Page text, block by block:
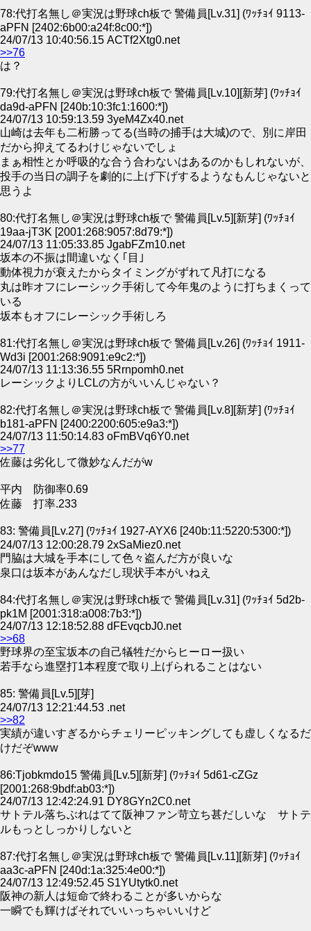
78:代打名無し＠実況は野球ch板で 警備員[Lv.31] (ﾜｯﾁｮｲ 9113-
aPFN [2402:6b00:a24f:8c00:*])
24/07/13 10:40:56.15 ACTf2Xtg0.net
>>76
は？
79:代打名無し＠実況は野球ch板で 警備員[Lv.10][新芽] (ﾜｯﾁｮｲ
da9d-aPFN [240b:10:3fc1:1600:*])
24/07/13 10:59:13.59 3yeM4Zx40.net
山崎は去年も二桁勝ってる(当時の捕手は大城)ので、別に岸田
だから抑えてるわけじゃないでしょ
まぁ相性とか呼吸的な合う合わないはあるのかもしれないが、
投手の当日の調子を劇的に上げ下げするようなもんじゃないと
思うよ
80:代打名無し＠実況は野球ch板で 警備員[Lv.5][新芽] (ﾜｯﾁｮｲ
19aa-jT3K [2001:268:9057:8d79:*])
24/07/13 11:05:33.85 JgabFZm10.net
坂本の不振は間違いなく｢目｣
動体視力が衰えたからタイミングがずれて凡打になる
丸は昨オフにレーシック手術して今年鬼のように打ちまくって
いる
坂本もオフにレーシック手術しろ
81:代打名無し＠実況は野球ch板で 警備員[Lv.26] (ﾜｯﾁｮｲ 1911-
Wd3i [2001:268:9091:e9c2:*])
24/07/13 11:13:36.55 5Rrnpomh0.net
レーシックよりLCLの方がいいんじゃない？
82:代打名無し＠実況は野球ch板で 警備員[Lv.8][新芽] (ﾜｯﾁｮｲ
b181-aPFN [2400:2200:605:e9a3:*])
24/07/13 11:50:14.83 oFmBVq6Y0.net
>>77
佐藤は劣化して微妙なんだがw
平内 防御率0.69
佐藤 打率.233
83: 警備員[Lv.27] (ﾜｯﾁｮｲ 1927-AYX6 [240b:11:5220:5300:*])
24/07/13 12:00:28.79 2xSaMiez0.net
門脇は大城を手本にして色々盗んだ方が良いな
泉口は坂本があんなだし現状手本がいねえ
84:代打名無し＠実況は野球ch板で 警備員[Lv.31] (ﾜｯﾁｮｲ 5d2b-
pk1M [2001:318:a008:7b3:*])
24/07/13 12:18:52.88 dFEvqcbJ0.net
>>68
野球界の至宝坂本の自己犠牲だからヒーロー扱い
若手なら進塁打1本程度で取り上げられることはない
85: 警備員[Lv.5][芽]
24/07/13 12:21:44.53 .net
>>82
実績が違いすぎるからチェリーピッキングしても虚しくなるだ
けだぞwww
86:Tjobkmdo15 警備員[Lv.5][新芽] (ﾜｯﾁｮｲ 5d61-cZGz
[2001:268:9bdf:ab03:*])
24/07/13 12:42:24.91 DY8GYn2C0.net
サトテル落ちぶれはてて阪神ファン苛立ち甚だしいな サトテ
ルもっとしっかりしないと
87:代打名無し＠実況は野球ch板で 警備員[Lv.11][新芽] (ﾜｯﾁｮｲ
aa3c-aPFN [240d:1a:325:4e00:*])
24/07/13 12:49:52.45 S1YUtytk0.net
阪神の新人は短命で終わることが多いからな
一瞬でも輝けばそれでいいっちゃいいけど